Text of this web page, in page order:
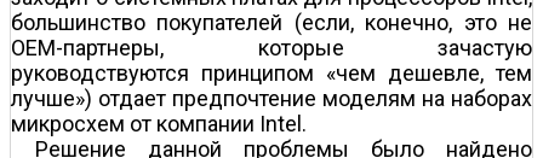
большинство покупателей (если, конечно, это не
OEM-партнеры, которые зачастую
руководствуются принципом «чем дешевле, тем
лучше») отдает предпочтение моделям на наборах
микросхем от компании Intel.
Решение данной проблемы было найдено